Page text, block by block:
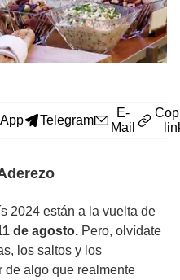
Telegram
E-
Mail
2024 están a la vuelta de
de agosto. Pero, olvídate
los saltos y los
de algo que realmente